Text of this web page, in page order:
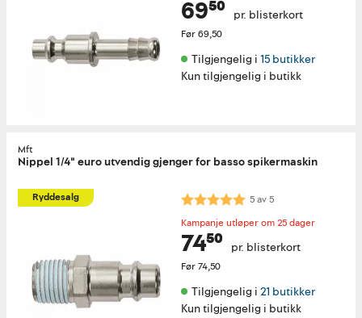
69⁵⁰ pr. blisterkort
Før69,50
Tilgjengelig i 15 butikker
Kun tilgjengelig i butikk
Mft
Nippel 1/4" euro utvendig gjenger for basso spikermaskin
Ryddesalg Karakter: 5.0 av 5 mulige
5av5
Kampanje utløper om 25 dager
74⁵⁰ pr. blisterkort
Før74,50
Tilgjengelig i 21 butikker
Kun tilgjengelig i butikk